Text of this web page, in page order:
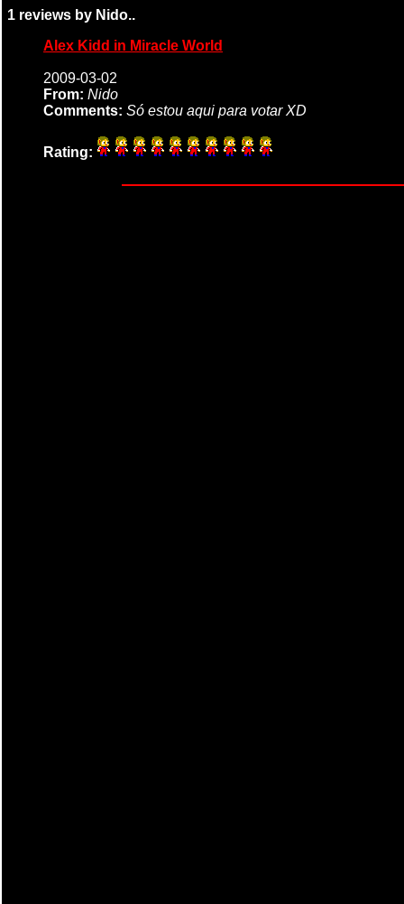
1 reviews by Nido..
Alex Kidd in Miracle World
2009-03-02
From: Nido
Comments: Só estou aqui para votar XD
Rating: